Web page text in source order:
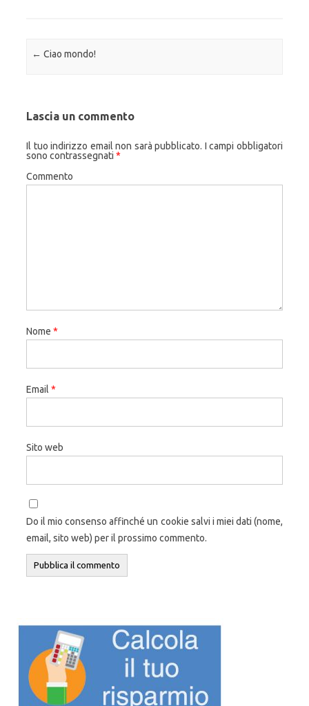
Navigazione articolo
← Ciao mondo!
Lascia un commento
Il tuo indirizzo email non sarà pubblicato. I campi obbligatori
sono contrassegnati *
Commento
Nome *
Email *
Sito web
Do il mio consenso affinché un cookie salvi i miei dati (nome,
email, sito web) per il prossimo commento.